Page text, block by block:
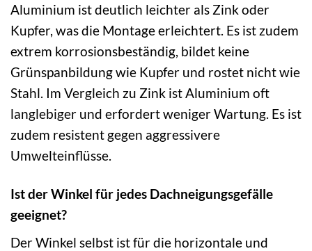
Aluminium ist deutlich leichter als Zink oder
Kupfer, was die Montage erleichtert. Es ist zudem
extrem korrosionsbeständig, bildet keine
Grünspanbildung wie Kupfer und rostet nicht wie
Stahl. Im Vergleich zu Zink ist Aluminium oft
langlebiger und erfordert weniger Wartung. Es ist
zudem resistent gegen aggressivere
Umwelteinflüsse.
Ist der Winkel für jedes Dachneigungsgefälle
geeignet?
Der Winkel selbst ist für die horizontale und